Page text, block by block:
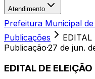
Atendimento
Prefeitura Municipal
Publicações
EDITAL
Publicação·27 de jun.
EDITAL DE